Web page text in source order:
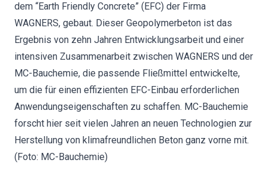
dem “Earth Friendly Concrete” (EFC) der Firma
WAGNERS, gebaut. Dieser Geopolymerbeton ist das
Ergebnis von zehn Jahren Entwicklungsarbeit und einer
intensiven Zusammenarbeit zwischen WAGNERS und der
MC-Bauchemie, die passende Fließmittel entwickelte,
um die für einen effizienten EFC-Einbau erforderlichen
Anwendungseigenschaften zu schaffen. MC-Bauchemie
forscht hier seit vielen Jahren an neuen Technologien zur
Herstellung von klimafreundlichen Beton ganz vorne mit.
(Foto: MC-Bauchemie)